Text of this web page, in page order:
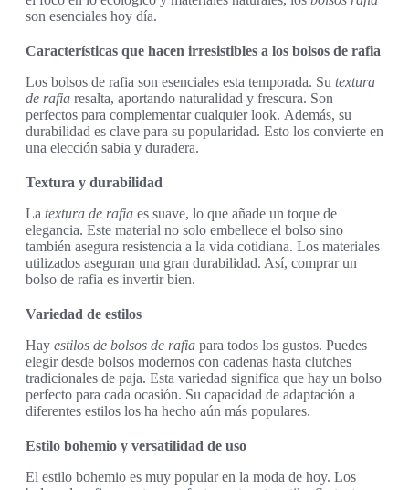
son esenciales hoy día.
Características que hacen irresistibles a los bolsos de rafia
Los bolsos de rafia son esenciales esta temporada. Su textura
de rafia resalta, aportando naturalidad y frescura. Son
perfectos para complementar cualquier look. Además, su
durabilidad es clave para su popularidad. Esto los convierte en
una elección sabia y duradera.
Textura y durabilidad
La textura de rafia es suave, lo que añade un toque de
elegancia. Este material no solo embellece el bolso sino
también asegura resistencia a la vida cotidiana. Los materiales
utilizados aseguran una gran durabilidad. Así, comprar un
bolso de rafia es invertir bien.
Variedad de estilos
Hay estilos de bolsos de rafia para todos los gustos. Puedes
elegir desde bolsos modernos con cadenas hasta clutches
tradicionales de paja. Esta variedad significa que hay un bolso
perfecto para cada ocasión. Su capacidad de adaptación a
diferentes estilos los ha hecho aún más populares.
Estilo bohemio y versatilidad de uso
El estilo bohemio es muy popular en la moda de hoy. Los